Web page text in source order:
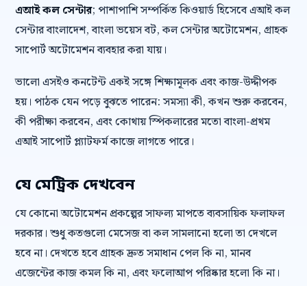
এআই কল সেন্টার; পাশাপাশি সম্পর্কিত কিওয়ার্ড হিসেবে এআই কল
সেন্টার বাংলাদেশ, বাংলা ভয়েস বট, কল সেন্টার অটোমেশন, গ্রাহক
সাপোর্ট অটোমেশন ব্যবহার করা যায়।
ভালো এসইও কনটেন্ট একই সঙ্গে শিক্ষামূলক এবং কাজ-উদ্দীপক
হয়। পাঠক যেন পড়ে বুঝতে পারেন: সমস্যা কী, কখন শুরু করবেন,
কী পরীক্ষা করবেন, এবং কোথায় স্পিকলারের মতো বাংলা-প্রথম
এআই সাপোর্ট প্ল্যাটফর্ম কাজে লাগতে পারে।
যে মেট্রিক দেখবেন
যে কোনো অটোমেশন প্রকল্পের সাফল্য মাপতে ব্যবসায়িক ফলাফল
দরকার। শুধু কতগুলো মেসেজ বা কল সামলানো হলো তা দেখলে
হবে না। দেখতে হবে গ্রাহক দ্রুত সমাধান পেল কি না, মানব
এজেন্টের কাজ কমল কি না, এবং ফলোআপ পরিষ্কার হলো কি না।